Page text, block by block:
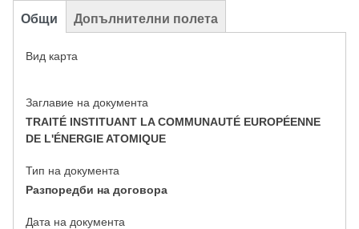
Общи Допълнителни полета
Вид карта
Заглавие на документа
TRAITÉ INSTITUANT LA COMMUNAUTÉ EUROPÉENNE
DE L'ÉNERGIE ATOMIQUE
Тип на документа
Разпоредби на договора
Дата на документа